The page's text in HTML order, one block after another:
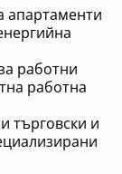
апартаменти
работни
работна
търговски и